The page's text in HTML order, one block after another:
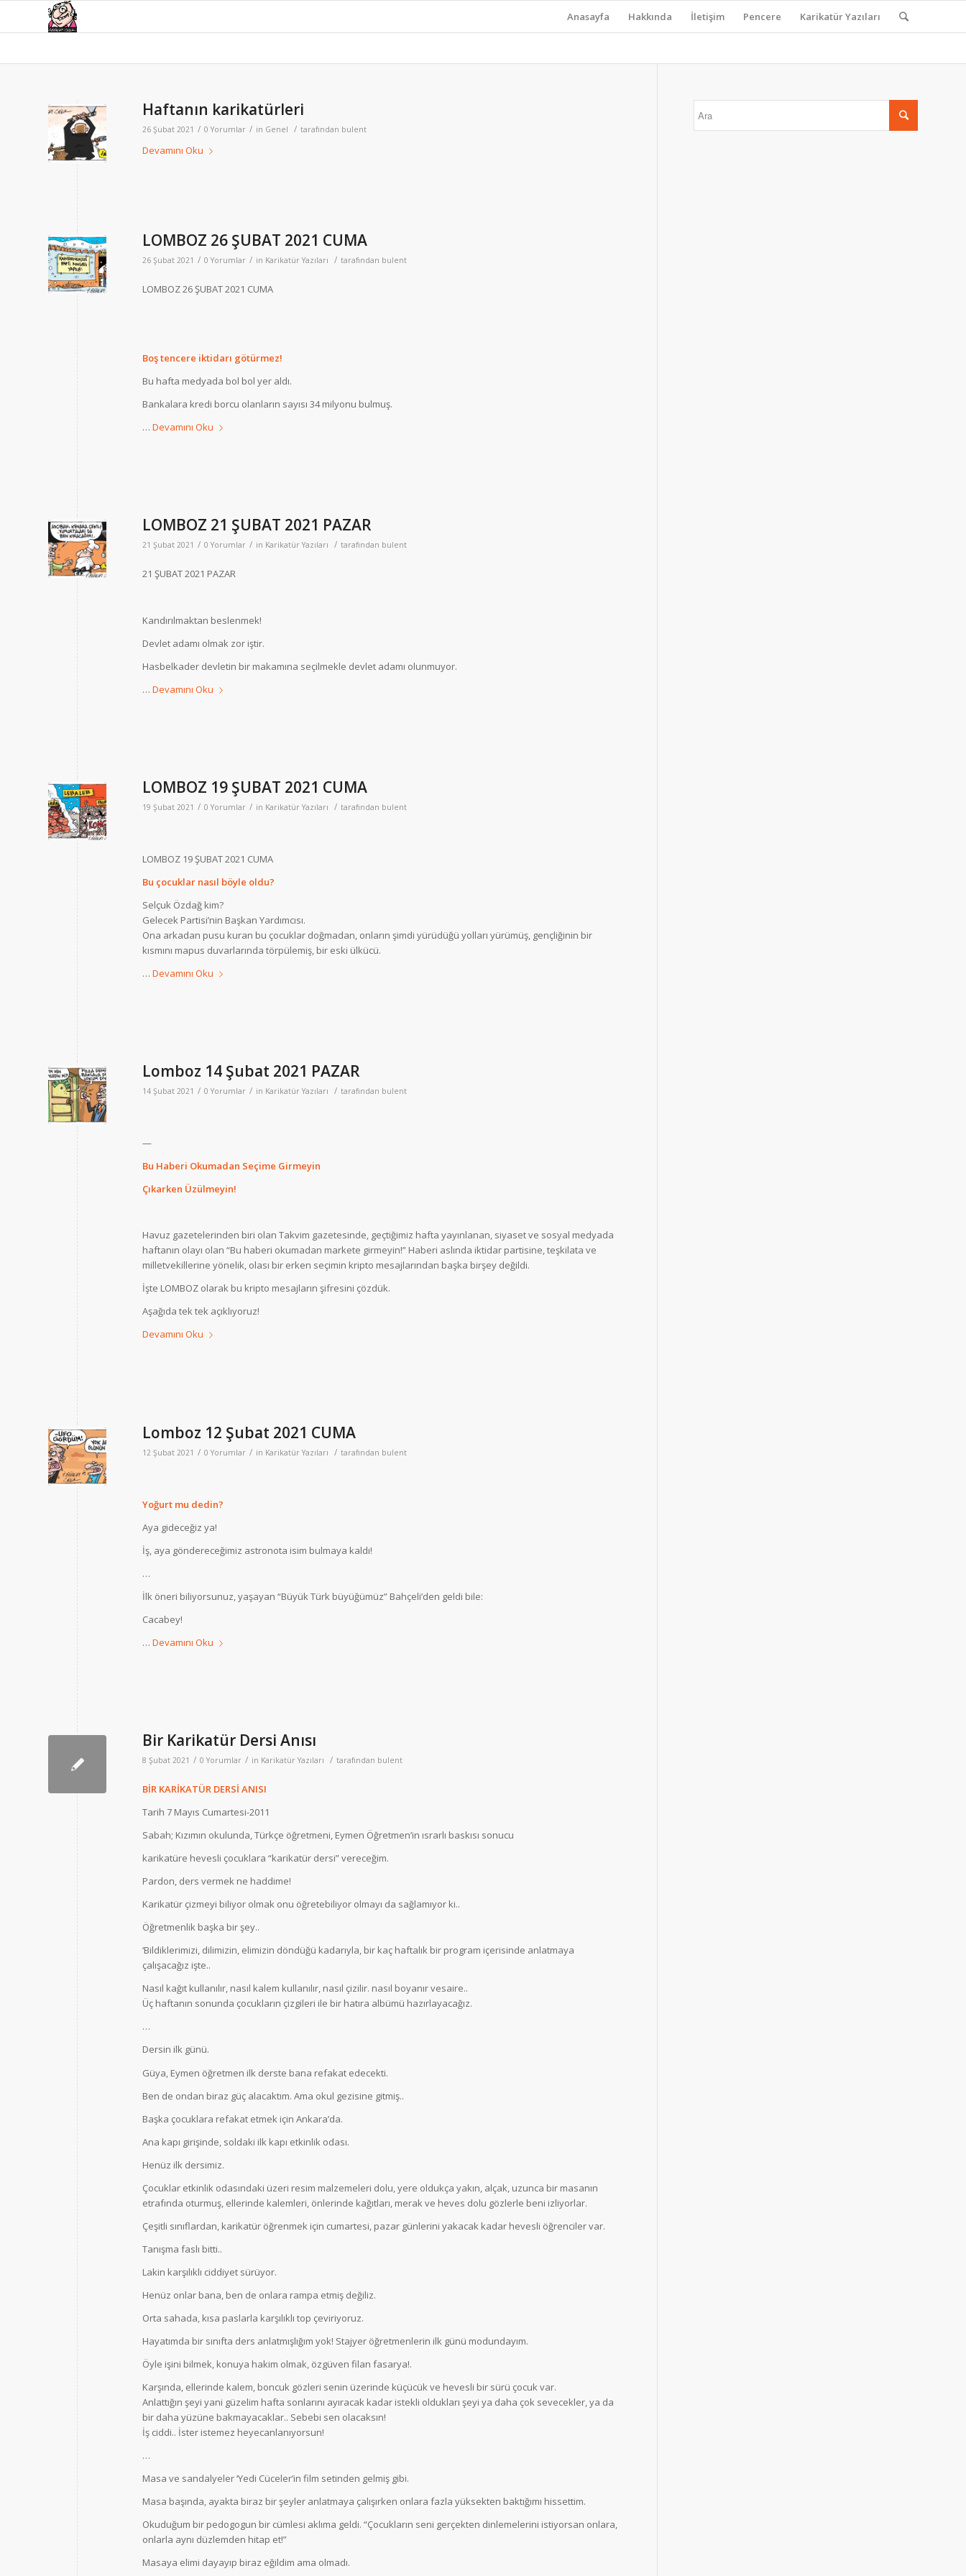
Anasayfa Hakkında İletişim Pencere Karikatür Yazıları
Haftanın karikatürleri
26 Şubat 2021 / 0 Yorumlar / in Genel / tarafından bulent
Devamını Oku
LOMBOZ 26 ŞUBAT 2021 CUMA
26 Şubat 2021 / 0 Yorumlar / in Karikatür Yazıları / tarafından bulent
LOMBOZ 26 ŞUBAT 2021 CUMA
Boş tencere iktidarı götürmez!
Bu hafta medyada bol bol yer aldı.
Bankalara kredi borcu olanların sayısı 34 milyonu bulmuş.
… Devamını Oku
LOMBOZ 21 ŞUBAT 2021 PAZAR
21 Şubat 2021 / 0 Yorumlar / in Karikatür Yazıları / tarafından bulent
21 ŞUBAT 2021 PAZAR
Kandırılmaktan beslenmek!
Devlet adamı olmak zor iştir.
Hasbelkader devletin bir makamına seçilmekle devlet adamı olunmuyor.
… Devamını Oku
LOMBOZ 19 ŞUBAT 2021 CUMA
19 Şubat 2021 / 0 Yorumlar / in Karikatür Yazıları / tarafından bulent
LOMBOZ 19 ŞUBAT 2021 CUMA
Bu çocuklar nasıl böyle oldu?
Selçuk Özdağ kim?
Gelecek Partisi’nin Başkan Yardımcısı.
Ona arkadan pusu kuran bu çocuklar doğmadan, onların şimdi yürüdüğü yolları yürümüş, gençliğinin bir
kısmını mapus duvarlarında törpülemiş, bir eski ülkücü.
… Devamını Oku
Lomboz 14 Şubat 2021 PAZAR
14 Şubat 2021 / 0 Yorumlar / in Karikatür Yazıları / tarafından bulent
—
Bu Haberi Okumadan Seçime Girmeyin
Çıkarken Üzülmeyin!
Havuz gazetelerinden biri olan Takvim gazetesinde, geçtiğimiz hafta yayınlanan, siyaset ve sosyal medyada
haftanın olayı olan “Bu haberi okumadan markete girmeyin!” Haberi aslında iktidar partisine, teşkilata ve
milletvekillerine yönelik, olası bir erken seçimin kripto mesajlarından başka birşey değildi.
İşte LOMBOZ olarak bu kripto mesajların şifresini çözdük.
Aşağıda tek tek açıklıyoruz!
Devamını Oku
Lomboz 12 Şubat 2021 CUMA
12 Şubat 2021 / 0 Yorumlar / in Karikatür Yazıları / tarafından bulent
Yoğurt mu dedin?
Aya gideceğiz ya!
İş, aya göndereceğimiz astronota isim bulmaya kaldı!
…
İlk öneri biliyorsunuz, yaşayan “Büyük Türk büyüğümüz” Bahçeli’den geldi bile:
Cacabey!
… Devamını Oku
Bir Karikatür Dersi Anısı
8 Şubat 2021 / 0 Yorumlar / in Karikatür Yazıları / tarafından bulent
BİR KARİKATÜR DERSİ ANISI
Tarih 7 Mayıs Cumartesi-2011
Sabah; Kızımın okulunda, Türkçe öğretmeni, Eymen Öğretmen’in ısrarlı baskısı sonucu
karikatüre hevesli çocuklara “karikatür dersi” vereceğim.
Pardon, ders vermek ne haddime!
Karikatür çizmeyi biliyor olmak onu öğretebiliyor olmayı da sağlamıyor ki..
Öğretmenlik başka bir şey..
‘Bildiklerimizi, dilimizin, elimizin döndüğü kadarıyla, bir kaç haftalık bir program içerisinde anlatmaya
çalışacağız işte..
Nasıl kağıt kullanılır, nasıl kalem kullanılır, nasıl çizilir. nasıl boyanır vesaire..
Üç haftanın sonunda çocukların çizgileri ile bir hatıra albümü hazırlayacağız.
…
Dersin ilk günü.
Güya, Eymen öğretmen ilk derste bana refakat edecekti.
Ben de ondan biraz güç alacaktım. Ama okul gezisine gitmiş..
Başka çocuklara refakat etmek için Ankara’da.
Ana kapı girişinde, soldaki ilk kapı etkinlik odası.
Henüz ilk dersimiz.
Çocuklar etkinlik odasındaki üzeri resim malzemeleri dolu, yere oldukça yakın, alçak, uzunca bir masanın
etrafında oturmuş, ellerinde kalemleri, önlerinde kağıtları, merak ve heves dolu gözlerle beni izliyorlar.
Çeşitli sınıflardan, karikatür öğrenmek için cumartesi, pazar günlerini yakacak kadar hevesli öğrenciler var.
Tanışma faslı bitti..
Lakin karşılıklı ciddiyet sürüyor.
Henüz onlar bana, ben de onlara rampa etmiş değiliz.
Orta sahada, kısa paslarla karşılıklı top çeviriyoruz.
Hayatımda bir sınıfta ders anlatmışlığım yok! Stajyer öğretmenlerin ilk günü modundayım.
Öyle işini bilmek, konuya hakim olmak, özgüven filan fasarya!.
Karşında, ellerinde kalem, boncuk gözleri senin üzerinde küçücük ve hevesli bir sürü çocuk var.
Anlattığın şeyi yani güzelim hafta sonlarını ayıracak kadar istekli oldukları şeyi ya daha çok sevecekler, ya da
bir daha yüzüne bakmayacaklar.. Sebebi sen olacaksın!
İş ciddi.. İster istemez heyecanlanıyorsun!
…
Masa ve sandalyeler ‘Yedi Cüceler’in film setinden gelmiş gibi.
Masa başında, ayakta biraz bir şeyler anlatmaya çalışırken onlara fazla yüksekten baktığımı hissettim.
Okuduğum bir pedogogun bir cümlesi aklıma geldi. “Çocukların seni gerçekten dinlemelerini istiyorsan onlara,
onlarla aynı düzlemden hitap et!”
Masaya elimi dayayıp biraz eğildim ama olmadı.